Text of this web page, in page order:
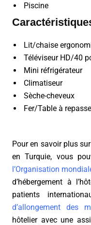
Piscine
Lit/chaise
Téléviseur HD/40
Mini réfrigérateur
Climatiseur
Sèche-cheveux
Fer/Table à
Pour en savoir plus
en Turquie, vous
l’Organisation
d’hébergement à
patients
d’allongement des
hôtelier avec une